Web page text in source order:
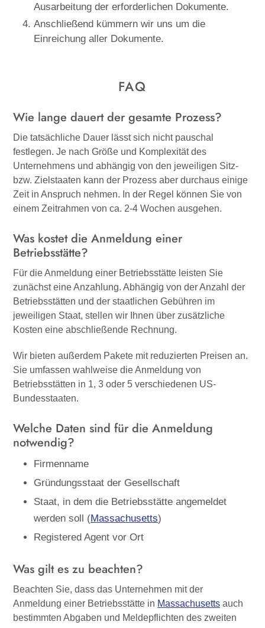
Ausarbeitung der erforderlichen Dokumente.
Anschließend kümmern wir uns um die
Einreichung aller Dokumente.
FAQ
Wie lange dauert der gesamte Prozess?
Die tatsächliche Dauer lässt sich nicht pauschal
festlegen. Je nach Größe und Komplexität des
Unternehmens und abhängig von den jeweiligen Sitz-
bzw. Zielstaaten kann der Prozess aber durchaus einige
Zeit in Anspruch nehmen. In der Regel können Sie von
einem Zeitrahmen von ca. 2-4 Wochen ausgehen.
Was kostet die Anmeldung einer
Betriebsstätte?
Für die Anmeldung einer Betriebsstätte leisten Sie
zunächst eine Anzahlung. Abhängig von der Anzahl der
Betriebsstätten und der staatlichen Gebühren im
jeweiligen Staat, stellen wir Ihnen über zusätzliche
Kosten eine abschließende Rechnung.
Wir bieten außerdem Pakete mit reduzierten Preisen an.
Sie umfassen wahlweise die Anmeldung von
Betriebsstätten in 1, 3 oder 5 verschiedenen US-
Bundesstaaten.
Welche Daten sind für die Anmeldung
notwendig?
Firmenname
Gründungsstaat der Gesellschaft
Staat, in dem die Betriebsstätte angemeldet
werden soll (Massachusetts)
Registered Agent vor Ort
Was gilt es zu beachten?
Beachten Sie, dass das Unternehmen mit der
Anmeldung einer Betriebsstätte in Massachusetts auch
bestimmten Abgaben und Meldepflichten des zweiten